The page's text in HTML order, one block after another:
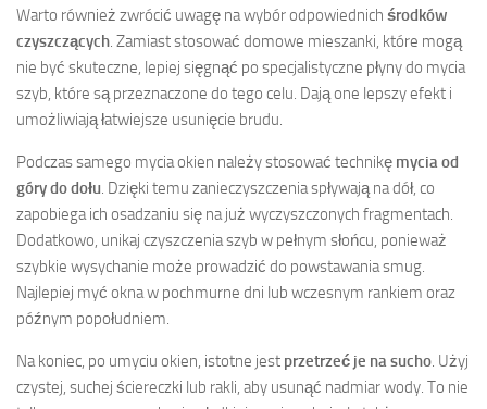
Warto również zwrócić uwagę na wybór odpowiednich środków
czyszczących. Zamiast stosować domowe mieszanki, które mogą
nie być skuteczne, lepiej sięgnąć po specjalistyczne płyny do mycia
szyb, które są przeznaczone do tego celu. Dają one lepszy efekt i
umożliwiają łatwiejsze usunięcie brudu.
Podczas samego mycia okien należy stosować technikę mycia od
góry do dołu. Dzięki temu zanieczyszczenia spływają na dół, co
zapobiega ich osadzaniu się na już wyczyszczonych fragmentach.
Dodatkowo, unikaj czyszczenia szyb w pełnym słońcu, ponieważ
szybkie wysychanie może prowadzić do powstawania smug.
Najlepiej myć okna w pochmurne dni lub wczesnym rankiem oraz
późnym popołudniem.
Na koniec, po umyciu okien, istotne jest przetrzeć je na sucho. Użyj
czystej, suchej ściereczki lub rakli, aby usunąć nadmiar wody. To nie